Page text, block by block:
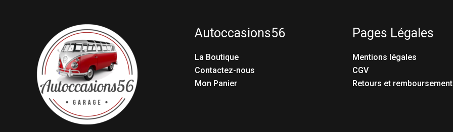
Autoccasions56
La Boutique
Contactez-nous
Mon Panier
Pages Légales
Mentions légales
CGV
Retours et